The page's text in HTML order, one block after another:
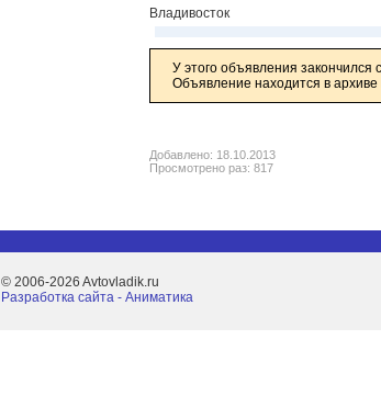
Владивосток
У этого объявления закончился
Объявление находится в
Добавлено: 18.10.2013
Просмотрено раз: 817
© 2006-2026 Avtovladik.ru
Разработка сайта - Aниматика